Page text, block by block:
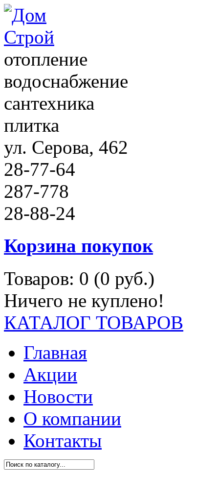
отопление
водоснабжение
сантехника
плитка
ул. Серова, 462
28-77-64
287-778
28-88-24
Корзина покупок
Товаров: 0 (0 руб.)
Ничего не куплено!
КАТАЛОГ ТОВАРОВ
Главная
Акции
Новости
О компании
Контакты